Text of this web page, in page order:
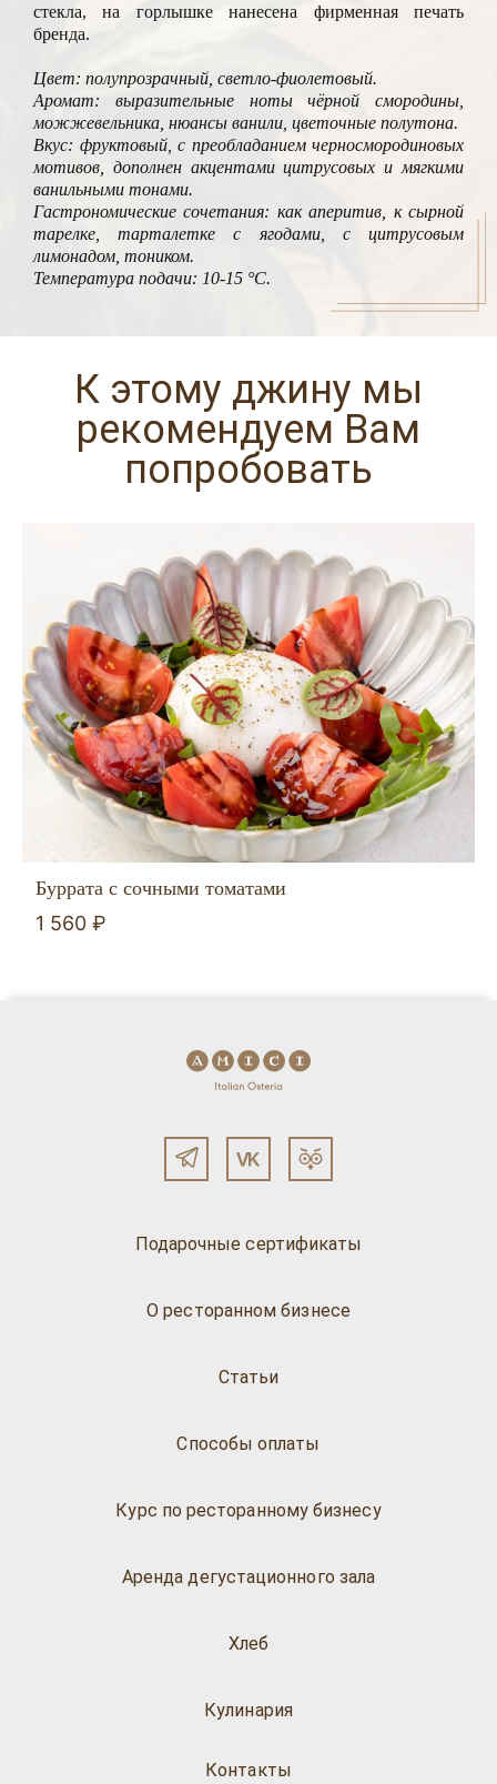
стекла, на горлышке нанесена фирменная печать
бренда.
Цвет: полупрозрачный, светло-фиолетовый.
Аромат: выразительные ноты чёрной смородины,
можжевельника, нюансы ванили, цветочные полутона.
Вкус: фруктовый, с преобладанием черносмородиновых
мотивов, дополнен акцентами цитрусовых и мягкими
ванильными тонами.
Гастрономические сочетания: как аперитив, к сырной
тарелке, тарталетке с ягодами, с цитрусовым
лимонадом, тоником.
Температура подачи: 10-15 °C.
К этому джину мы
рекомендуем Вам
попробовать
Буррата с сочными томатами
1 560 ₽
Подарочные сертификаты
О ресторанном бизнесе
Статьи
Способы оплаты
Курс по ресторанному бизнесу
Аренда дегустационного зала
Хлеб
Кулинария
Контакты